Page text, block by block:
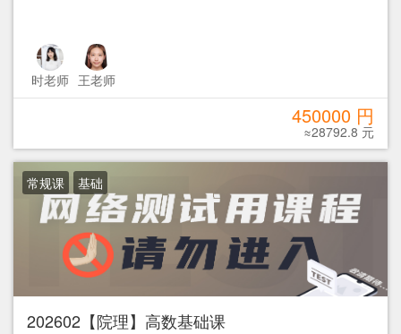
时老师 王老师
450000 円
≈28792.8 元
常规课 基础
202602【院理】高数基础课